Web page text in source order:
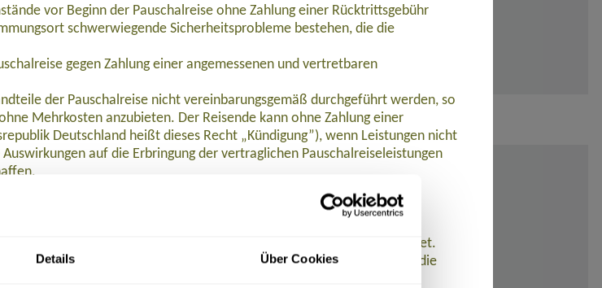
Details Über Cookies
vor Beginn der Pauschalreise ohne Zahlung einer Rücktrittsgebühr
schwerwiegende Sicherheitsprobleme bestehen, die die
gegen Zahlung einer angemessenen und vertretbaren
der Pauschalreise nicht vereinbarungsgemäß durchgeführt werden, so
Mehrkosten anzubieten. Der Reisende kann ohne Zahlung einer
Deutschland heißt dieses Recht „Kündigung”), wenn Leistungen nicht
auf die Erbringung der vertraglichen Pauschalreiseleistungen
Schadenersatz, wenn die Reiseleistungen nicht oder nicht
dieser sich in Schwierigkeiten befindet.
Mitgliedstaaten des Reisevermittlers werden Zahlungen zurückerstattet.
des Reisevermittlers nach Beginn der Pauschalreise ein und ist die
der Reisenden gewährleistet. AT REISEN GmbH hat eine